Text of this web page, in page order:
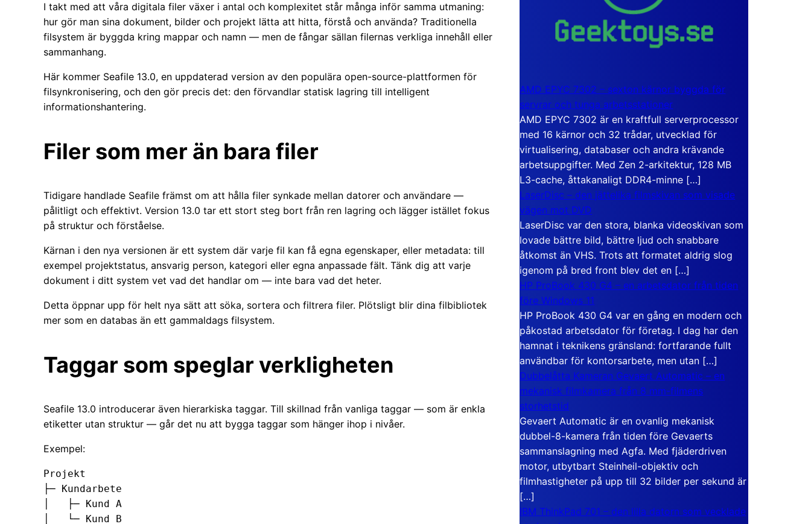
I takt med att våra digitala filer växer i antal och komplexitet står många inför samma utmaning:
hur gör man sina dokument, bilder och projekt lätta att hitta, förstå och använda? Traditionella
filsystem är byggda kring mappar och namn — men de fångar sällan filernas verkliga innehåll eller
sammanhang.
Här kommer Seafile 13.0, en uppdaterad version av den populära open-source-plattformen för
filsynkronisering, och den gör precis det: den förvandlar statisk lagring till intelligent
informationshantering.
Filer som mer än bara filer
Tidigare handlade Seafile främst om att hålla filer synkade mellan datorer och användare —
pålitligt och effektivt. Version 13.0 tar ett stort steg bort från ren lagring och lägger istället fokus
på struktur och förståelse.
Kärnan i den nya versionen är ett system där varje fil kan få egna egenskaper, eller metadata: till
exempel projektstatus, ansvarig person, kategori eller egna anpassade fält. Tänk dig att varje
dokument i ditt system vet vad det handlar om — inte bara vad det heter.
Detta öppnar upp för helt nya sätt att söka, sortera och filtrera filer. Plötsligt blir dina filbibliotek
mer som en databas än ett gammaldags filsystem.
Taggar som speglar verkligheten
Seafile 13.0 introducerar även hierarkiska taggar. Till skillnad från vanliga taggar — som är enkla
etiketter utan struktur — går det nu att bygga taggar som hänger ihop i nivåer.
Exempel:
Projekt
├─ Kundarbete
│   ├─ Kund A
│   └─ Kund B
AMD EPYC 7302 – sexton kärnor byggda för
servrar och tunga arbetsstationer
AMD EPYC 7302 är en kraftfull serverprocessor
med 16 kärnor och 32 trådar, utvecklad för
virtualisering, databaser och andra krävande
arbetsuppgifter. Med Zen 2-arkitektur, 128 MB
L3-cache, åttakanaligt DDR4-minne […]
LaserDisc – den jättelika filmskivan som visade
vägen mot DVD
LaserDisc var den stora, blanka videoskivan som
lovade bättre bild, bättre ljud och snabbare
åtkomst än VHS. Trots att formatet aldrig slog
igenom på bred front blev det en […]
HP ProBook 430 G4 – en arbetsdator från tiden
före Windows 11
HP ProBook 430 G4 var en gång en modern och
påkostad arbetsdator för företag. I dag har den
hamnat i teknikens gränsland: fortfarande fullt
användbar för kontorsarbete, men utan […]
Dubbelåtta Kameran Gevaert Automatic – en
mekanisk filmkamera från 8 mm-filmens
storhetstid
Gevaert Automatic är en ovanlig mekanisk
dubbel-8-kamera från tiden före Gevaerts
sammanslagning med Agfa. Med fjäderdriven
motor, utbytbart Steinheil-objektiv och
filmhastigheter på upp till 32 bilder per sekund är
[…]
IBM ThinkPad 701 – den lilla datorn som vecklade